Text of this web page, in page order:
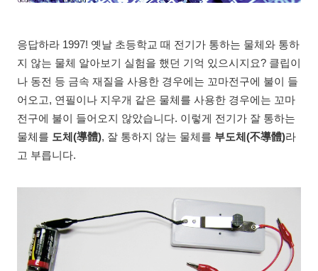
응답하라 1997! 옛날 초등학교 때 전기가 통하는 물체와 통하
지 않는 물체 알아보기 실험을 했던 기억 있으시지요? 클립이
나 동전 등 금속 재질을 사용한 경우에는 꼬마전구에 불이 들
어오고, 연필이나 지우개 같은 물체를 사용한 경우에는 꼬마
전구에 불이 들어오지 않았습니다. 이렇게 전기가 잘 통하는
물체를 도체(導體), 잘 통하지 않는 물체를 부도체(不導體)라
고 부릅니다.